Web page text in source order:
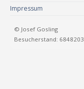
Impressum
© Josef Gosling
Besucherstand: 6848203